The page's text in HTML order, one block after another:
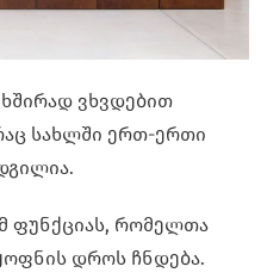
ვხვდებით
სახლში ერთ-ერთი
ფუნქციას, რომელთა
დროს ჩნდება.